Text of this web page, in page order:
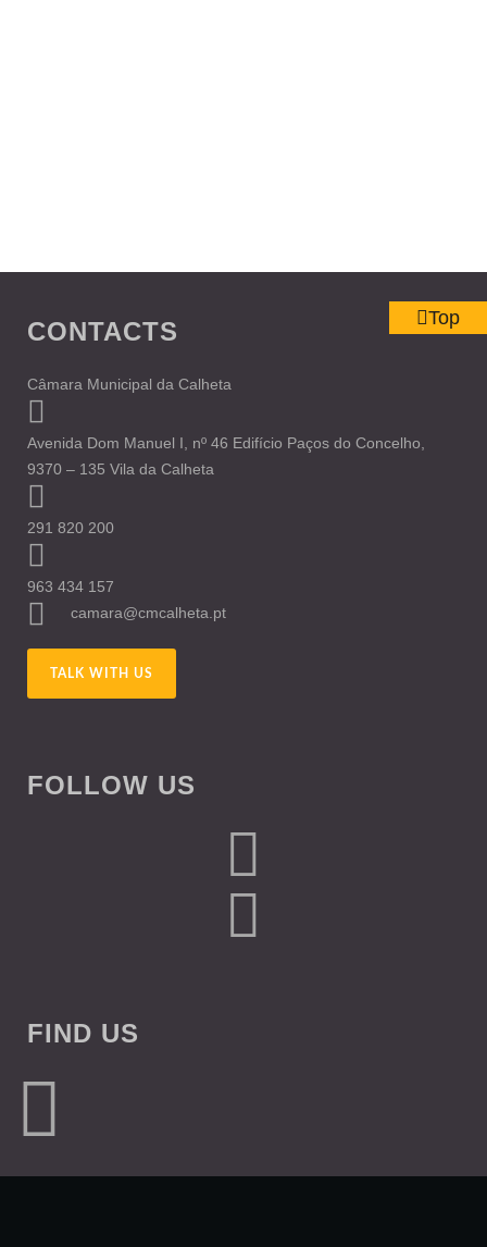
CONTACTS
Câmara Municipal da Calheta
Avenida Dom Manuel I, nº 46 Edifício Paços do Concelho,
9370 – 135 Vila da Calheta
291 820 200
963 434 157
camara@cmcalheta.pt
TALK WITH US
FOLLOW US
FIND US
Top